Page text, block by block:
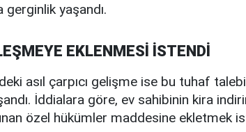
gerginlik yaşandı.
EKLENMESİ İSTENDİ
asıl çarpıcı gelişme ise bu tuhaf
İddialara göre, ev sahibinin kira
özel hükümler maddesine ekletmek